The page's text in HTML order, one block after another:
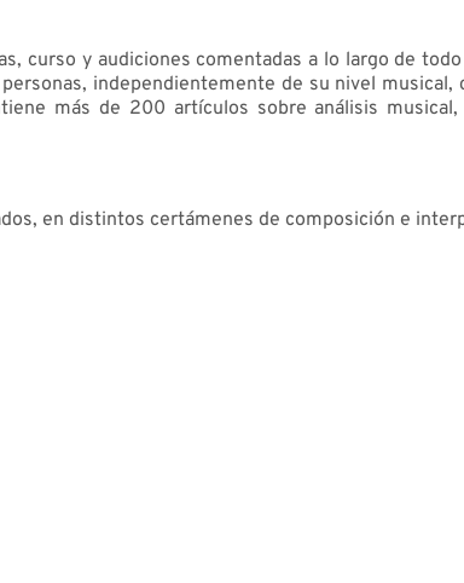
curso y audiciones comentadas a lo largo de
independientemente de su nivel
más de 200 artículos sobre análisis
en distintos certámenes de composición e